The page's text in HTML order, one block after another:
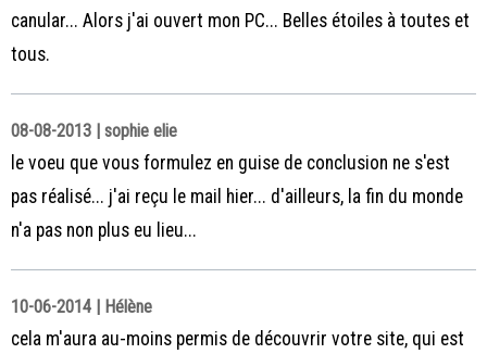
canular... Alors j'ai ouvert mon PC... Belles étoiles à toutes et
tous.
08-08-2013 | sophie elie
le voeu que vous formulez en guise de conclusion ne s'est
pas réalisé... j'ai reçu le mail hier... d'ailleurs, la fin du monde
n'a pas non plus eu lieu...
10-06-2014 | Hélène
cela m'aura au-moins permis de découvrir votre site, qui est